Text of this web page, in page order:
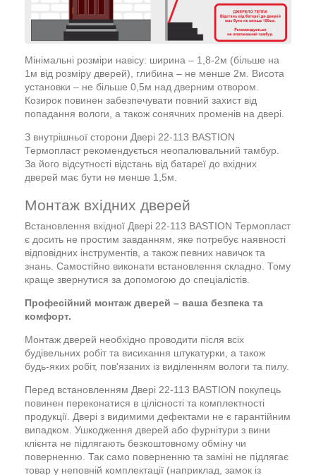
Мінімальні розміри навісу: ширина – 1,8-2м (більше на
1м від розміру дверей), глибина – не менше 2м. Висота
установки – не більше 0,5м над дверним отвором.
Козирок повинен забезпечувати повний захист від
попадання вологи, а також сонячних променів на двері.
З внутрішньої сторони Двері 22-113 BASTION
Термопласт рекомендується неопалювальний тамбур.
За його відсутності відстань від батареї до вхідних
дверей має бути не менше 1,5м.
Монтаж вхідних дверей
Встановлення вхідної Двері 22-113 BASTION Термопласт
є досить не простим завданням, яке потребує наявності
відповідних інструментів, а також певних навичок та
знань. Самостійно виконати встановлення складно. Тому
краще звернутися за допомогою до спеціалістів.
Професійний монтаж дверей – ваша безпека та
комфорт.
Монтаж дверей необхідно проводити після всіх
будівельних робіт та висихання штукатурки, а також
будь-яких робіт, пов'язаних із виділенням вологи та пилу.
Перед встановленням Двері 22-113 BASTION покупець
повинен переконатися в цілісності та комплектності
продукції. Двері з видимими дефектами не є гарантійним
випадком. Ушкодження дверей або фурнітури з вини
клієнта не підлягають безкоштовному обміну чи
поверненню. Так само поверненню та заміні не підлягає
товар у неповній комплектації (наприклад, замок із